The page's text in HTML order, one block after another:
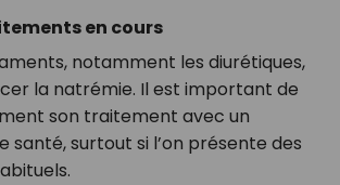
en cours
notamment les diurétiques,
la natrémie. Il est important de
son traitement avec un
santé, surtout si l’on présente des